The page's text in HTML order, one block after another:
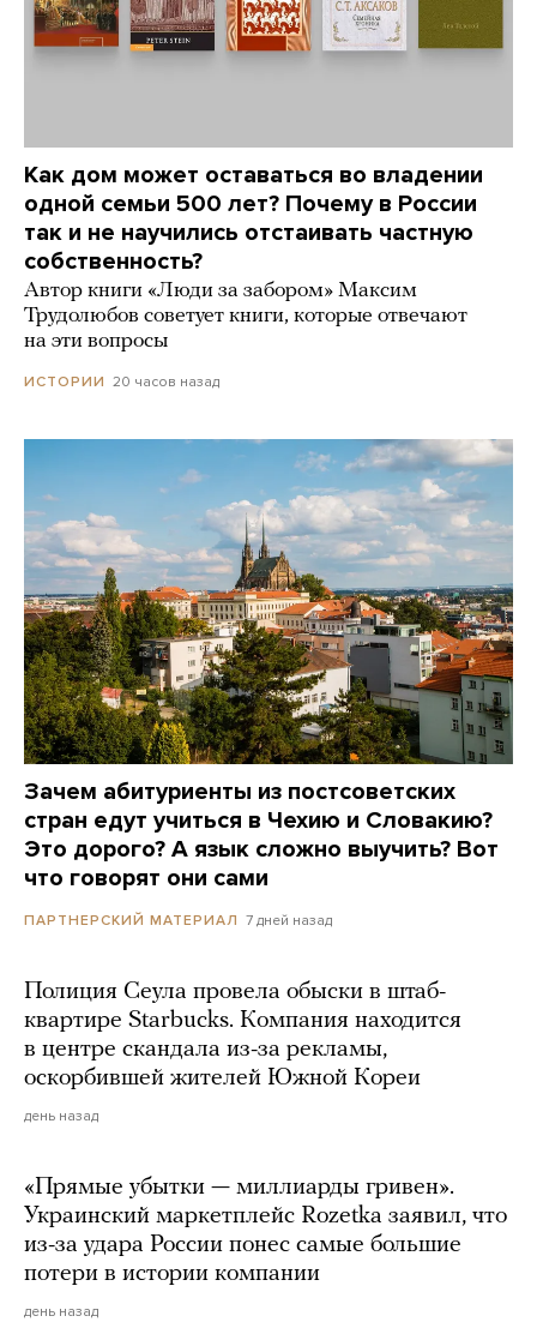
Как дом может оставаться во владении
одной семьи 500 лет? Почему в России
так и не научились отстаивать частную
собственность?
Автор книги «Люди за забором» Максим
Трудолюбов советует книги, которые отвечают
на эти вопросы
ИСТОРИИ 20 часов назад
Зачем абитуриенты из постсоветских
стран едут учиться в Чехию и Словакию?
Это дорого? А язык сложно выучить? Вот
что говорят они сами
ПАРТНЕРСКИЙ МАТЕРИАЛ 7 дней назад
Полиция Сеула провела обыски в штаб-
квартире Starbucks. Компания находится
в центре скандала из-за рекламы,
оскорбившей жителей Южной Кореи
день назад
«Прямые убытки — миллиарды гривен».
Украинский маркетплейс Rozetka заявил, что
из-за удара России понес самые большие
потери в истории компании
день назад